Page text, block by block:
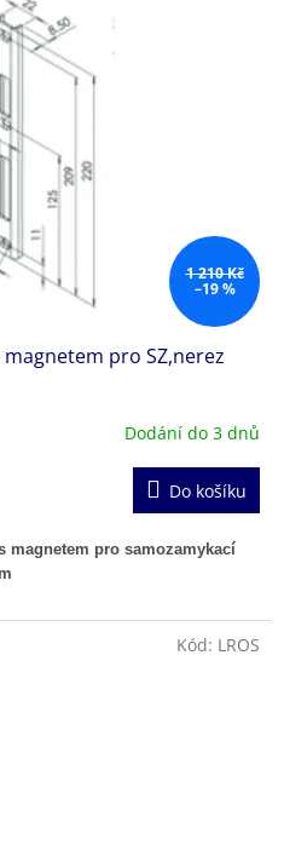
1 210 Kč
–19 %
pro SZ,nerez
Dodání do 3 dnů
Do košíku
magnetem pro samozamykací
Kód: LROS